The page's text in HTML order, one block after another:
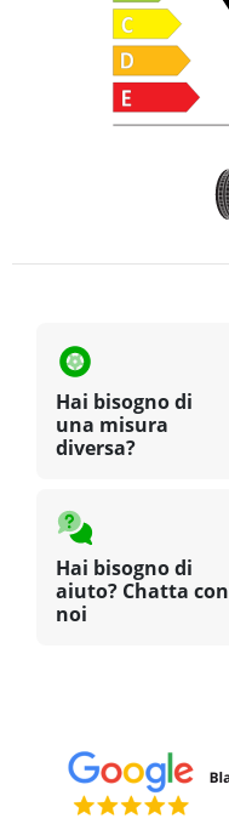
Hai bisogno di
una misura
diversa?
Hai bisogno di
aiuto? Chatta con
noi